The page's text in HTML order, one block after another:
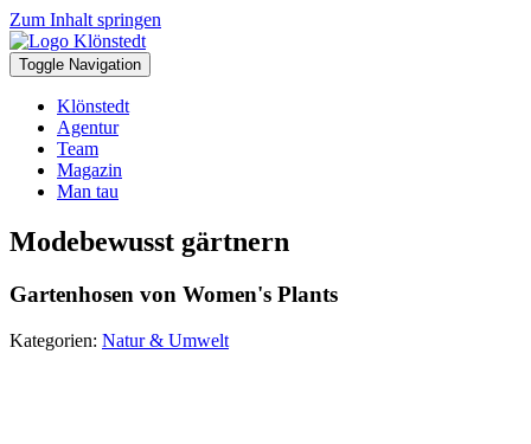
Zum Inhalt springen
Toggle Navigation
Klönstedt
Agentur
Team
Magazin
Man tau
Modebewusst gärtnern
Gartenhosen von Women's Plants
Kategorien: Natur & Umwelt